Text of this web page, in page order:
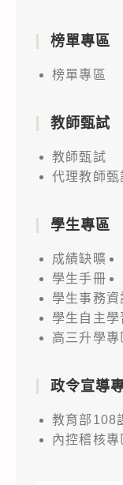
榜單專區
榜單專區
教師甄試
教師甄試
代理教師甄
學生專區
成績缺曠
學生手冊
學生事務資
學生自主學
高三升學專
政令宣導
教育部108
內控稽核專